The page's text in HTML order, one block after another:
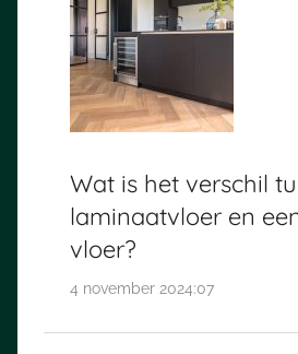
Wat is het verschil
laminaatvloer en
vloer?
4 november 2024:07